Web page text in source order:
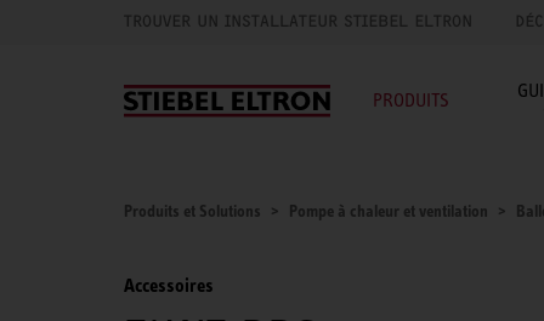
TROUVER UN INSTALLATEUR STIEBEL ELTRON
PRODUITS
Produits et Solutions Pompe à chaleur et ventilation
Accessoires